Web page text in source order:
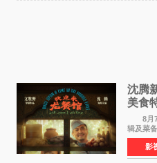
沈腾
美食
温暖
8月7
辑及菜
将于8月
映。电
片，讲
影